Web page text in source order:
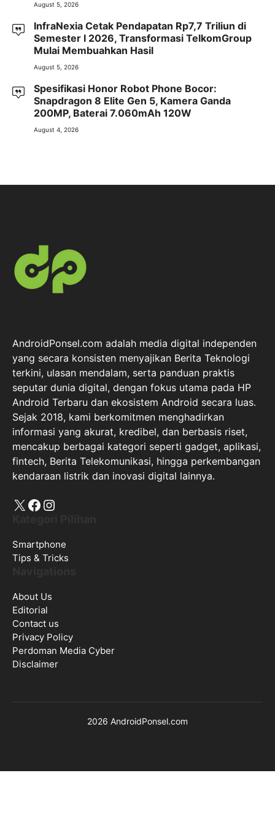
August 5, 2026
InfraNexia Cetak Pendapatan Rp7,7 Triliun di
Semester I 2026, Transformasi TelkomGroup
Mulai Membuahkan Hasil
August 5, 2026
Spesifikasi Honor Robot Phone Bocor:
Snapdragon 8 Elite Gen 5, Kamera Ganda
200MP, Baterai 7.060mAh 120W
August 4, 2026
AndroidPonsel.com adalah media digital independen
yang secara konsisten menyajikan Berita Teknologi
terkini, ulasan mendalam, serta panduan praktis
seputar dunia digital, dengan fokus utama pada HP
Android Terbaru dan ekosistem Android secara luas.
Sejak 2018, kami berkomitmen menghadirkan
informasi yang akurat, kredibel, dan berbasis riset,
mencakup berbagai kategori seperti gadget, aplikasi,
fintech, Berita Telekomunikasi, hingga perkembangan
kendaraan listrik dan inovasi digital lainnya.
X Facebook
Instagram
Smartphone
Tips & Tricks
About Us
Editorial
Contact us
Privacy Policy
Perdoman Media Cyber
Disclaimer
2026 AndroidPonsel.com